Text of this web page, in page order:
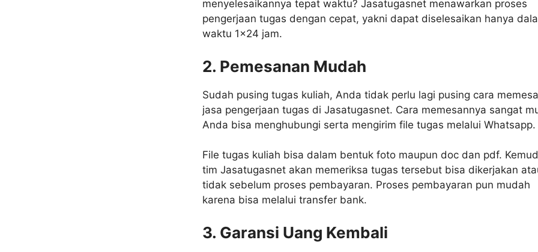
menyelesaikannya tepat waktu? Jasatugasnet menawarkan proses
pengerjaan tugas dengan cepat, yakni dapat diselesaikan hanya
waktu 1×24 jam.
2. Pemesanan Mudah
Sudah pusing tugas kuliah, Anda tidak perlu lagi pusing cara
jasa pengerjaan tugas di Jasatugasnet. Cara memesannya sangat
Anda bisa menghubungi serta mengirim file tugas melalui Whatsapp.
File tugas kuliah bisa dalam bentuk foto maupun doc dan pdf.
tim Jasatugasnet akan memeriksa tugas tersebut bisa dikerjakan
tidak sebelum proses pembayaran. Proses pembayaran pun mudah
karena bisa melalui transfer bank.
3. Garansi Uang Kembali